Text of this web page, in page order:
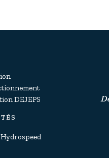
DEJEPS